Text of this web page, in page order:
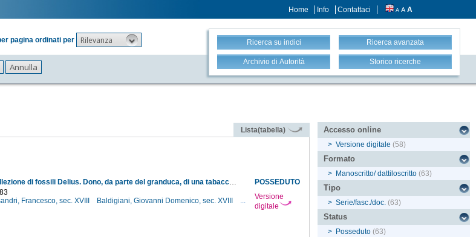
Home Info Contattaci A A A
pagina ordinati per Rilevanza Ricerca su indici Ricerca avanzata
Archivio di Autorità Storico ricerche
Lista(tabella)
POSSEDUTO
Versione
digitale
Acquisto per il Museo della collezione di fossili Delius. Dono, da parte del granduca, di una tabacchiera di lapislazzuli al barone Born, che da Vienna ne ha curato l'imballaggio ed il trasporto
Francesco, sec. XVIII Baldigiani, Giovanni Domenico, sec. XVIII
...
Accesso online
> Versione digitale (58)
Formato
> Manoscritto/ dattiloscritto (63)
Tipo
> Serie/fasc./doc. (63)
Status
> Posseduto (63)